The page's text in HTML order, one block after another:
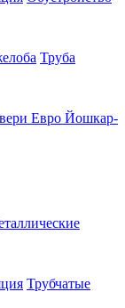
Труба
Евро Йошкар-
Трубчатые